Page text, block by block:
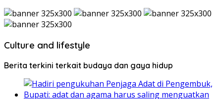
Culture and lifestyle
Berita terkini terkait budaya dan gaya hidup